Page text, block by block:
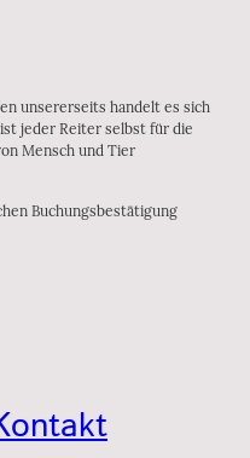
unsererseits handelt es sich
jeder Reiter selbst für die
Mensch und Tier
Buchungsbestätigung